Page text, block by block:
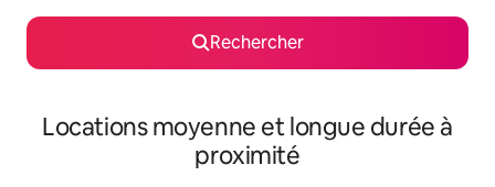
Rechercher
Locations moyenne et longue durée à
proximité